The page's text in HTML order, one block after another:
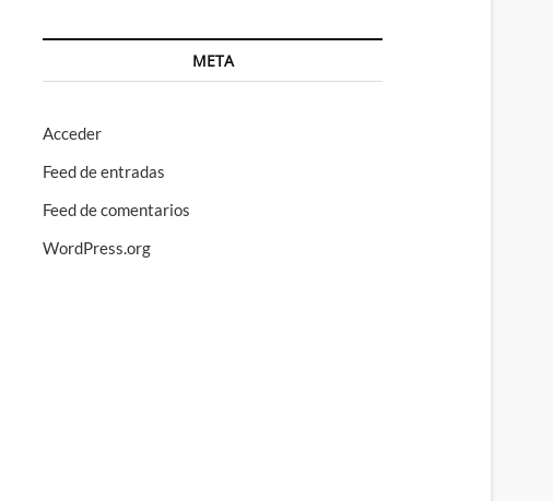
META
Acceder
Feed de entradas
Feed de comentarios
WordPress.org